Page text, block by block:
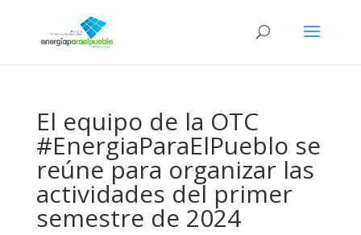
El equipo de la OTC
#EnergiaParaElPueblo se
reúne para organizar las
actividades del primer
semestre de 2024